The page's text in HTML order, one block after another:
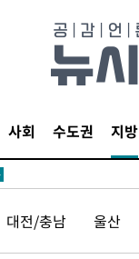
사회 수도권 지방
대전/충남 울산